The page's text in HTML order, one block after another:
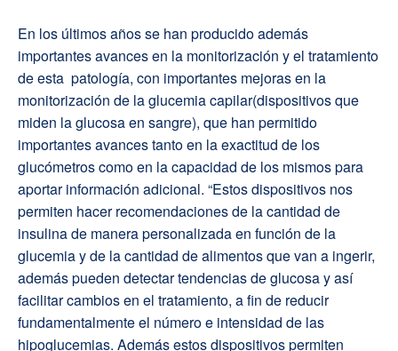
En los últimos años se han producido además
importantes avances en la monitorización y el tratamiento
de esta patología, con importantes mejoras en la
monitorización de la glucemia capilar(dispositivos que
miden la glucosa en sangre), que han permitido
importantes avances tanto en la exactitud de los
glucómetros como en la capacidad de los mismos para
aportar información adicional. “Estos dispositivos nos
permiten hacer recomendaciones de la cantidad de
insulina de manera personalizada en función de la
glucemia y de la cantidad de alimentos que van a ingerir,
además pueden detectar tendencias de glucosa y así
facilitar cambios en el tratamiento, a fin de reducir
fundamentalmente el número e intensidad de las
hipoglucemias. Además estos dispositivos permiten